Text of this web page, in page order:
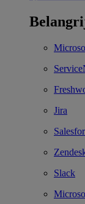
Jira
Slack